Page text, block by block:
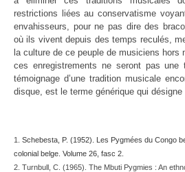
restrictions liées au conservatisme
envahisseurs, pour ne pas dire des
où ils vivent depuis des temps reculés,
la culture de ce peuple de musiciens hors
ces enregistrements ne seront pas une
témoignage d’une tradition musicale
disque, est le terme générique qui
1. Schebesta, P. (1952). Les Pygmées du Congo
colonial belge. Volume 26, fasc 2.
2. Turnbull, C. (1965). The Mbuti Pygmies : An